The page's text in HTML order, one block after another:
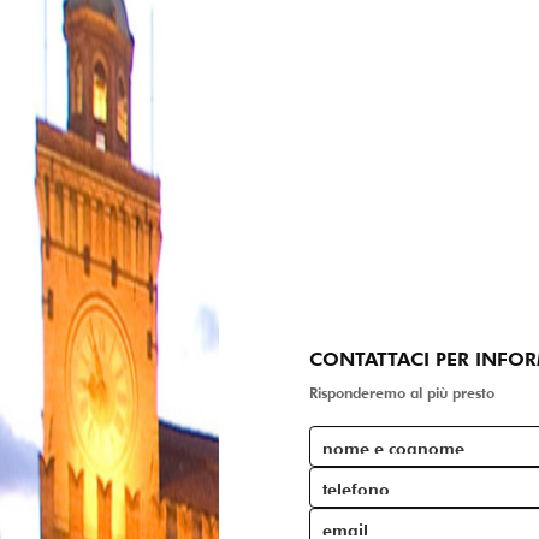
CONTATTACI PER
Risponderemo al più presto